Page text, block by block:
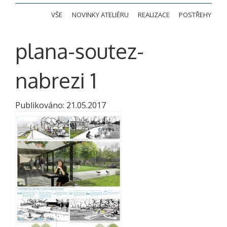
VŠE NOVINKY ATELIÉRU REALIZACE POSTŘEHY
plana-soutez-
nabrezi 1
Publikováno: 21.05.2017